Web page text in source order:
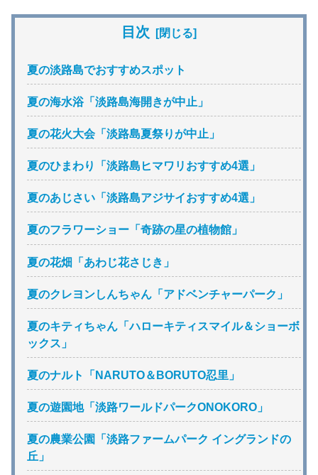
目次
夏の淡路島でおすすめスポット
夏の海水浴「淡路島海開きが中止」
夏の花火大会「淡路島夏祭りが中止」
夏のひまわり「淡路島ヒマワリおすすめ4選」
夏のあじさい「淡路島アジサイおすすめ4選」
夏のフラワーショー「奇跡の星の植物館」
夏の花畑「あわじ花さじき」
夏のクレヨンしんちゃん「アドベンチャーパーク」
夏のキティちゃん「ハローキティスマイル＆ショーボ
ックス」
夏のナルト「NARUTO＆BORUTO忍里」
夏の遊園地「淡路ワールドパークONOKORO」
夏の農業公園「淡路ファームパーク イングランドの
丘」